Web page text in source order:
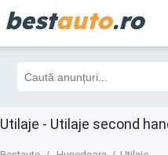
bestauto.ro
Utilaje - Utilaje second
Filtre 3 Toate
0